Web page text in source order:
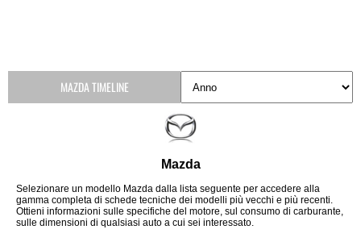
Mazda
Selezionare un modello Mazda dalla lista seguente per accedere alla
gamma completa di schede tecniche dei modelli più vecchi e più recenti.
Ottieni informazioni sulle specifiche del motore, sul consumo di carburante,
sulle dimensioni di qualsiasi auto a cui sei interessato.
MAZDA TIMELINE